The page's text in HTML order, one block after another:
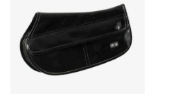
PREMIER EQUINE
KÄLLQUIST